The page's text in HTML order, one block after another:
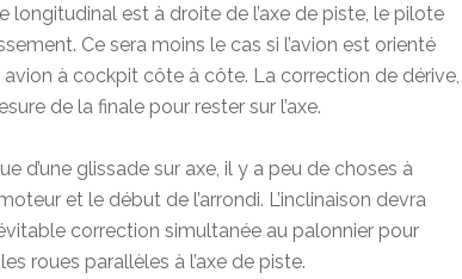
longitudinal est à droite de l’axe de piste, le pilote
Ce sera moins le cas si l’avion est orienté
avion à cockpit côte à côte. La correction de dérive,
de la finale pour rester sur l’axe.
d’une glissade sur axe, il y a peu de choses à
et le début de l’arrondi. L’inclinaison devra
correction simultanée au palonnier pour
roues parallèles à l’axe de piste.